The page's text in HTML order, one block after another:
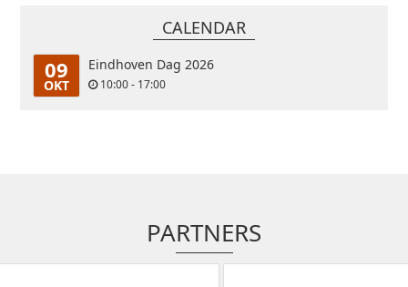
CALENDAR
09
OKT
Eindhoven Dag 2026
10:00 - 17:00
PARTNERS